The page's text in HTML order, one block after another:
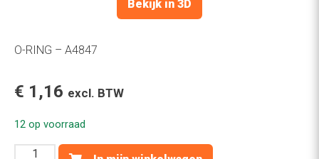
Bekijk in 3D
O-RING – A4847
€ 1,16 excl. BTW
12 op voorraad